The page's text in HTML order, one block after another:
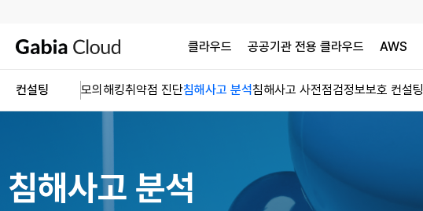
클라우드 공공기관 전용 클라우드 AWS
컨설팅 모의해킹취약점 진단침해사고 분석침해사고 사전점검정보보호 컨설팅
침해사고 분석